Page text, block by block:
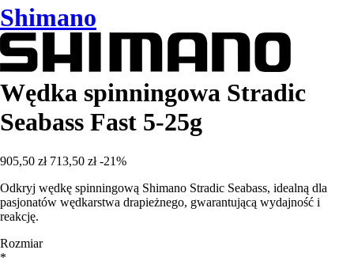
Shimano
Wędka spinningowa Stradic
Seabass Fast 5-25g
905,50 zł 713,50 zł -21%
Odkryj wędkę spinningową Shimano Stradic Seabass, idealną dla
pasjonatów wędkarstwa drapieżnego, gwarantującą wydajność i
reakcję.
Rozmiar
*